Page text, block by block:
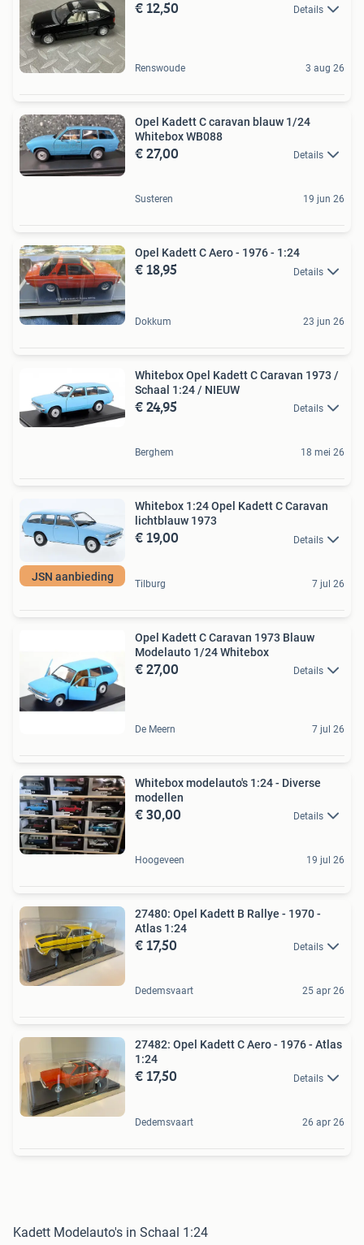
€ 12,50 Details
Renswoude 3 aug 26
Opel Kadett C caravan blauw 1/24
Whitebox WB088
€ 27,00 Details
Susteren 19 jun 26
Opel Kadett C Aero - 1976 - 1:24
€ 18,95 Details
Dokkum 23 jun 26
Whitebox Opel Kadett C Caravan 1973 /
Schaal 1:24 / NIEUW
€ 24,95 Details
Berghem 18 mei 26
JSN aanbieding
Whitebox 1:24 Opel Kadett C Caravan
lichtblauw 1973
€ 19,00 Details
Tilburg 7 jul 26
Opel Kadett C Caravan 1973 Blauw
Modelauto 1/24 Whitebox
€ 27,00 Details
De Meern 7 jul 26
Whitebox modelauto's 1:24 - Diverse
modellen
€ 30,00 Details
Hoogeveen 19 jul 26
27480: Opel Kadett B Rallye - 1970 -
Atlas 1:24
€ 17,50 Details
Dedemsvaart 25 apr 26
27482: Opel Kadett C Aero - 1976 - Atlas
1:24
€ 17,50 Details
Dedemsvaart 26 apr 26
Kadett Modelauto's in Schaal 1:24